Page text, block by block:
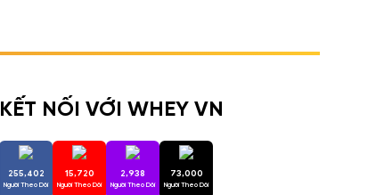
KẾT NỐI VỚI WHEY VN
255,402
Người Theo Dõi
15,720
Người Theo Dõi
2,938
Người Theo Dõi
73,000
Người Theo Dõi